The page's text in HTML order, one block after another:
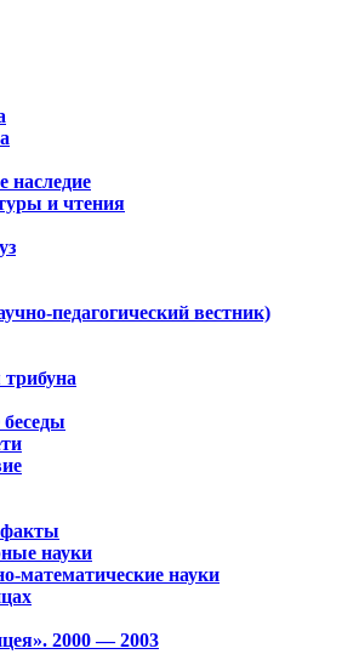
наследие
и чтения
педагогический вестник)
науки
математические науки
2000 — 2003